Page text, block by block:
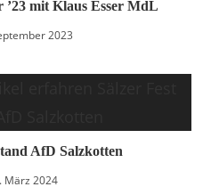
’23 mit Klaus Esser MdL
2023
AfD Salzkotten
März 2024